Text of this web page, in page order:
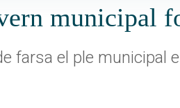
municipal
farsa el ple municipal